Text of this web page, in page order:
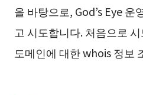
을 바탕으로, God’s Eye 운
고 시도합니다. 처음으로
도메인에 대한 whois 정보